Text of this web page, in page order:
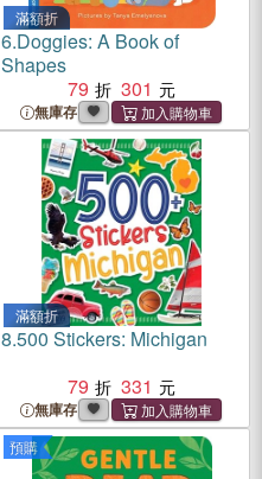
滿額折
6.Doggies: A Book of
Shapes
79
301
無庫存
滿額折
8.500 Stickers: Michigan
79
331
無庫存
預購